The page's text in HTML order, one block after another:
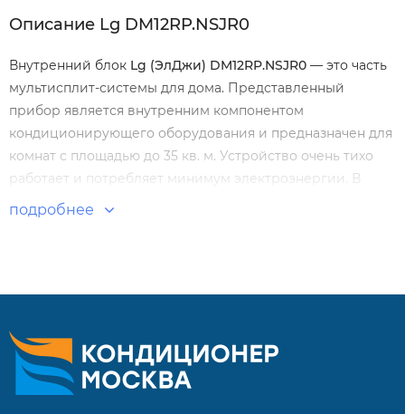
Описание Lg DM12RP.NSJR0
Внутренний блок Lg (ЭлДжи) DM12RP.NSJR0 — это часть
мультисплит-системы для дома. Представленный
прибор является внутренним компонентом
кондиционирующего оборудования и предназначен для
комнат с площадью до 35 кв. м. Устройство очень тихо
работает и потребляет минимум электроэнергии. В
комплекте с блоком имеется удобный беспроводной
дизайном и улучшенными материалами корпуса.
Производительность от 2,1 до 6,6 кВт
подробнее